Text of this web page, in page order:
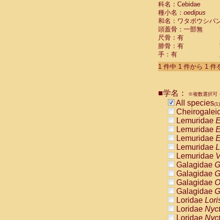
Cebidae
Cebidae
Cebidae
Cebidae
Cebidae
Cebidae
Cebidae
Cebidae
Cebidae
Cebidae
Cebidae
Cebidae
Atelidae
Atelidae
Atelidae
Atelidae
Atelidae
Atelidae
Atelidae
Atelidae
Atelidae
Atelidae
Pitheciidae
科名：Cebidae
種小名： oedipus
和名：ワタボウシパ
頭蓋骨：一部無
尺骨：有
腓骨：有
手：有
1 件中 1 件から 1 件
■学名： ※複数選択可
All species(1)
Lemuridae
Lemuridae
Lemuridae
Lemuridae
Lemuridae
Galagidae
Galagidae
Galagidae
Galagidae
Loridae
Loridae
Loridae